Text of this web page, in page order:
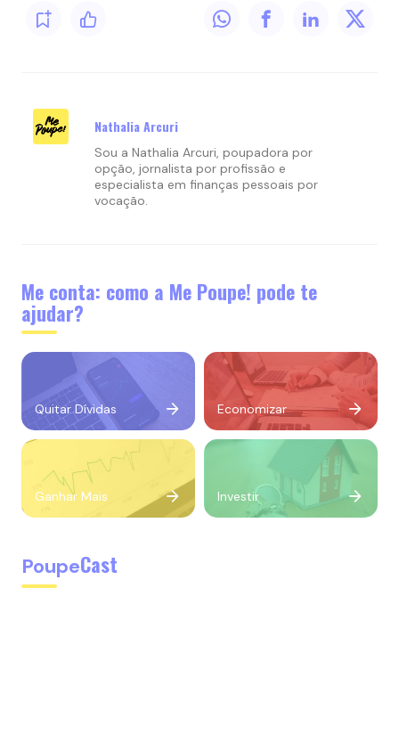
Nathalia Arcuri
Sou a Nathalia Arcuri, poupadora por
opção, jornalista por profissão e
especialista em finanças pessoais por
vocação.
Me conta: como a Me Poupe! pode te
ajudar?
Quitar Dívidas Economizar
Ganhar Mais Investir
PoupeCast